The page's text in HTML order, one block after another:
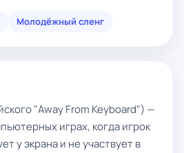
Молодёжный сленг
"Away From Keyboard") —
играх, когда игрок
у экрана и не участвует в